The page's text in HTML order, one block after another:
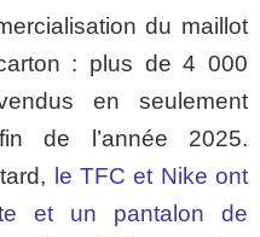
du maillot
: plus de 4 000
en seulement
de l’année 2025.
le TFC et Nike ont
et un pantalon de